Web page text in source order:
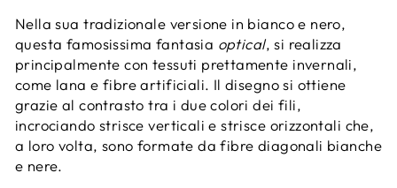
Nella sua tradizionale versione in bianco e nero,
questa famosissima fantasia optical, si realizza
principalmente con tessuti prettamente invernali,
come lana e fibre artificiali. Il disegno si ottiene
grazie al contrasto tra i due colori dei fili,
incrociando strisce verticali e strisce orizzontali che,
a loro volta, sono formate da fibre diagonali bianche
e nere.